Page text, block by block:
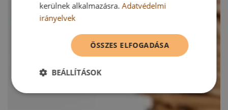
kerülnek alkalmazásra.Adatvédelmi
irányelvek
ÖSSZES ELFOGADÁSA
BEÁLLÍTÁSOK